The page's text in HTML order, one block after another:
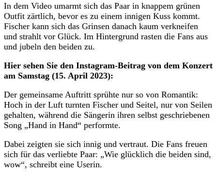
In dem Video umarmt sich das Paar in knappem grünen
Outfit zärtlich, bevor es zu einem innigen Kuss kommt.
Fischer kann sich das Grinsen danach kaum verkneifen
und strahlt vor Glück. Im Hintergrund rasten die Fans aus
und jubeln den beiden zu.
Hier sehen Sie den Instagram-Beitrag von dem Konzert
am Samstag (15. April 2023):
Der gemeinsame Auftritt sprühte nur so von Romantik:
Hoch in der Luft turnten Fischer und Seitel, nur von Seilen
gehalten, während die Sängerin ihren selbst geschriebenen
Song „Hand in Hand“ performte.
Dabei zeigten sie sich innig und vertraut. Die Fans freuen
sich für das verliebte Paar: „Wie glücklich die beiden sind,
wow“, schreibt eine Userin.